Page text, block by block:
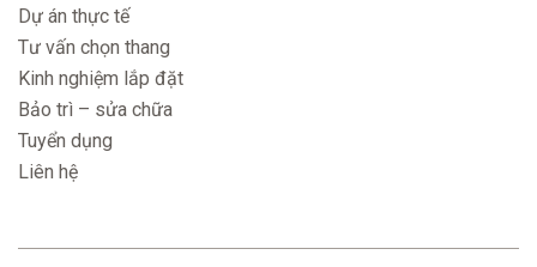
Dự án thực tế
Tư vấn chọn thang
Kinh nghiệm lắp đặt
Bảo trì – sửa chữa
Tuyển dụng
Liên hệ